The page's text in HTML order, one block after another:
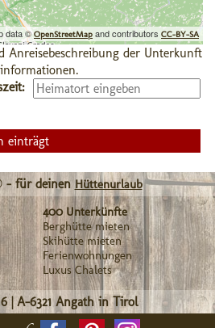
data © OpenStreetMap and contributors CC-BY-SA
Anreisebeschreibung der Unterkunft
einträgt
- für deinen Hüttenurlaub
400 Unterkünfte
Berghütte mieten
Skihütte mieten
Ferienwohnungen
Luxus Chalets
|A-6321 Angath in Tirol